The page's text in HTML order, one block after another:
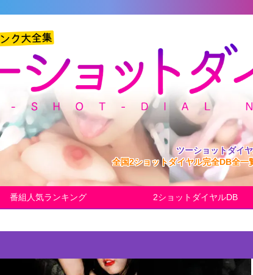
ツーショッ
ツーショットダイ
全国2ショットダイヤル完全DB全一
番組人気ランキング 2ショットダイヤルDB